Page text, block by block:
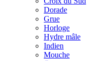
Dorade
Grue
Horloge
Hydre mâle
Indien
Mouche